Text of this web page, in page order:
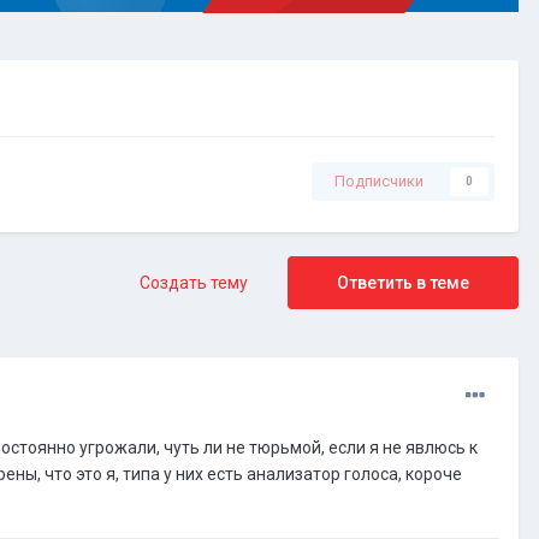
Подписчики 0
Ответить в теме
Создать тему
угрожали, чуть ли не тюрьмой, если я не явлюсь к
что это я, типа у них есть анализатор голоса, короче